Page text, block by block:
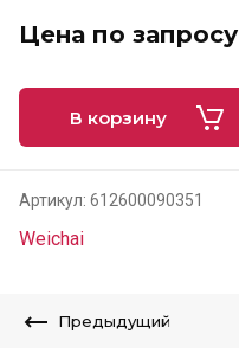
Цена по запросу
В корзину
Артикул: 612600090351
Weichai
Предыдущий